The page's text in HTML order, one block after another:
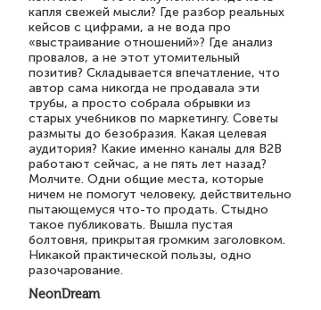
капля свежей мысли? Где разбор реальных
кейсов с цифрами, а не вода про
«выстраивание отношений»? Где анализ
провалов, а не этот утомительный
позитив? Складывается впечатление, что
автор сама никогда не продавала эти
трубы, а просто собрала обрывки из
старых учебников по маркетингу. Советы
размыты до безобразия. Какая целевая
аудитория? Какие именно каналы для В2В
работают сейчас, а не пять лет назад?
Молчите. Одни общие места, которые
ничем не помогут человеку, действительно
пытающемуся что-то продать. Стыдно
такое публиковать. Вышла пустая
болтовня, прикрытая громким заголовком.
Никакой практической пользы, одно
разочарование.
NeonDream